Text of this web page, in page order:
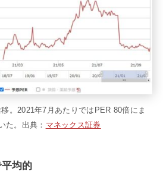
。2021年7月あたりではPER 80倍にま
た。出典： マネックス証券
均的